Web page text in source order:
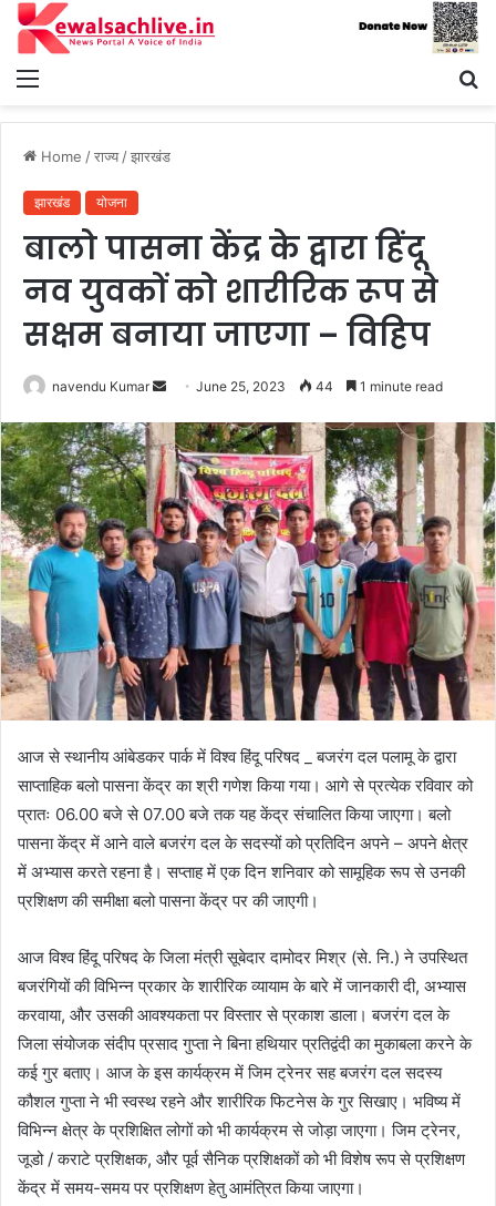
Menu
Home /राज्य/झारखंड
झारखंड योजना
बालो पासना केंद्र के द्वारा हिंदू
नव युवकों को शारीरिक रूप से
सक्षम बनाया जाएगा – विहिप
navendu Kumar
Send
email
June 25, 2023 44 1 minute read
आज से स्थानीय आंबेडकर पार्क में विश्व हिंदू परिषद _ बजरंग दल पलामू के द्वारा
साप्ताहिक बलो पासना केंद्र का श्री गणेश किया गया। आगे से प्रत्येक रविवार को
प्रातः 06.00 बजे से 07.00 बजे तक यह केंद्र संचालित किया जाएगा। बलो
पासना केंद्र में आने वाले बजरंग दल के सदस्यों को प्रतिदिन अपने – अपने क्षेत्र
में अभ्यास करते रहना है। सप्ताह में एक दिन शनिवार को सामूहिक रूप से उनकी
प्रशिक्षण की समीक्षा बलो पासना केंद्र पर की जाएगी।
आज विश्व हिंदू परिषद के जिला मंत्री सूबेदार दामोदर मिश्र (से. नि.) ने उपस्थित
बजरंगियों की विभिन्न प्रकार के शारीरिक व्यायाम के बारे में जानकारी दी, अभ्यास
करवाया, और उसकी आवश्यकता पर विस्तार से प्रकाश डाला। बजरंग दल के
जिला संयोजक संदीप प्रसाद गुप्ता ने बिना हथियार प्रतिद्वंदी का मुकाबला करने के
कई गुर बताए। आज के इस कार्यक्रम में जिम ट्रेनर सह बजरंग दल सदस्य
कौशल गुप्ता ने भी स्वस्थ रहने और शारीरिक फिटनेस के गुर सिखाए। भविष्य में
विभिन्न क्षेत्र के प्रशिक्षित लोगों को भी कार्यक्रम से जोड़ा जाएगा। जिम ट्रेनर,
जूडो / कराटे प्रशिक्षक, और पूर्व सैनिक प्रशिक्षकों को भी विशेष रूप से प्रशिक्षण
केंद्र में समय-समय पर प्रशिक्षण हेतु आमंत्रित किया जाएगा।